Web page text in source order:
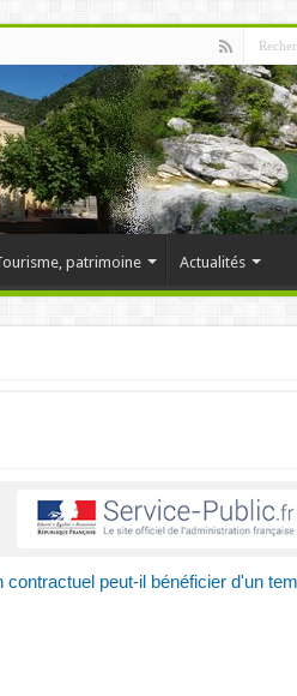
patrimoine Actualités
contractuel peut-il bénéficier d'un